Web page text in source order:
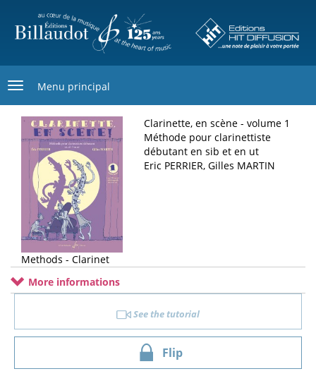
main
Menu principal
Clarinette, en scène - volume 1
Méthode pour clarinettiste
débutant en sib et en ut
Eric PERRIER, Gilles MARTIN
Methods - Clarinet
More informations
See the tutorial
Flip